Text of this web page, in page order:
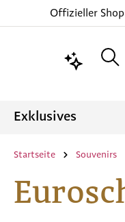
Hauptinhalt springen
Zur Suche springen
Zur Hauptnavigation
Offizieller
Exklusives
Startseite Souvenirs